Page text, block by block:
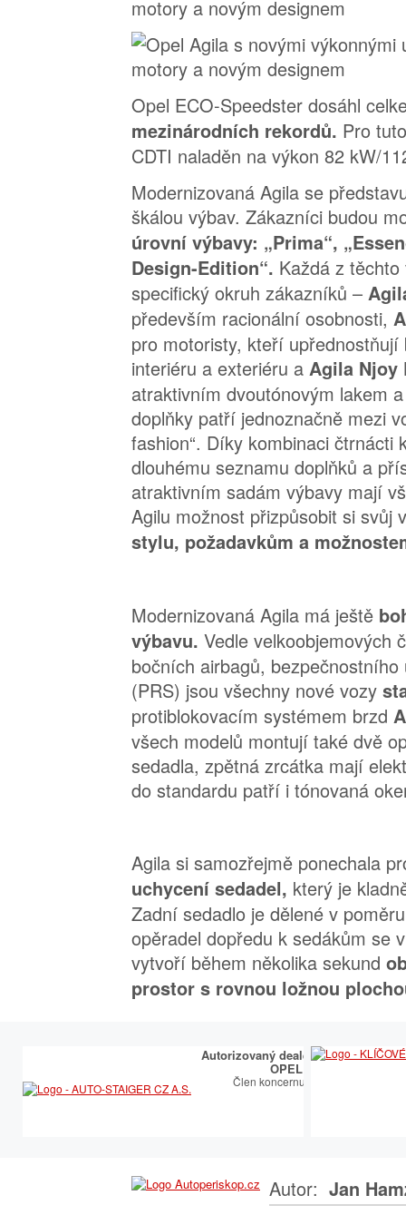
Opel ECO-Speedster dosáhl
mezinárodních rekordů. Pro
CDTI naladěn na výkon 82 kW/
Modernizovaná Agila se
škálou výbav. Zákazníci budou
úrovní výbavy: „Prima“,
Design-Edition“. Každá z
specifický okruh zákazníků –
především racionální osobnosti,
pro motoristy, kteří
interiéru a exteriéru a Agila
atraktivním dvoutónovým lakem
doplňky patří jednoznačně mezi
fashion“. Díky kombinaci čtrnácti
dlouhému seznamu doplňků a
atraktivním sadám výbavy mají
Agilu možnost přizpůsobit si svůj
stylu, požadavkům a
Modernizovaná Agila má ještě
výbavu. Vedle velkoobjemových
bočních airbagů,
(PRS) jsou všechny nové vozy
protiblokovacím systémem brzd
všech modelů montují také dvě
sedadla, zpětná zrcátka mají
do standardu patří i tónovaná
Agila si samozřejmě ponechala
uchycení sedadel, který je
Zadní sedadlo je dělené v
opěradel dopředu k sedákům se
vytvoří během několika sekund
prostor s rovnou ložnou
Autorizovaný dealer a opravce
OPEL
Člen koncernu TUkas
Autor: Jan